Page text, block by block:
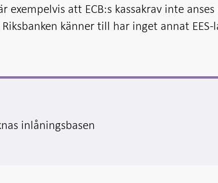
exempelvis att ECB:s kassakrav inte
känner till har inget annat
inlåningsbasen